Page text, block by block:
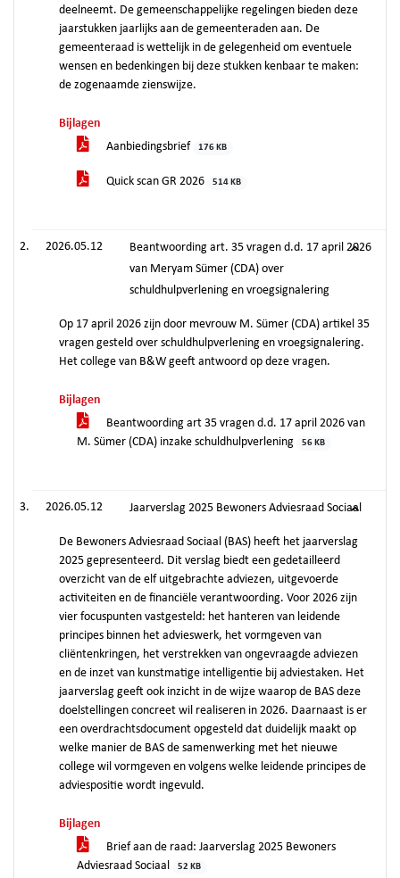
deelneemt. De gemeenschappelijke regelingen bieden deze
jaarstukken jaarlijks aan de gemeenteraden aan. De
gemeenteraad is wettelijk in de gelegenheid om eventuele
wensen en bedenkingen bij deze stukken kenbaar te maken:
de zogenaamde zienswijze.
Bijlagen
Aanbiedingsbrief
176 KB
Quick scan GR 2026 514 KB
2026.05.12
Beantwoording art. 35 vragen d.d. 17 april 2026
van Meryam Sümer (CDA) over
schuldhulpverlening en vroegsignalering
Op 17 april 2026 zijn door mevrouw M. Sümer (CDA) artikel 35
vragen gesteld over schuldhulpverlening en vroegsignalering.
Het college van B&W geeft antwoord op deze vragen.
Bijlagen
Beantwoording art 35 vragen d.d. 17 april 2026 van
M. Sümer (CDA) inzake schuldhulpverlening
56 KB
2026.05.12 Jaarverslag 2025 Bewoners Adviesraad Sociaal
De Bewoners Adviesraad Sociaal (BAS) heeft het jaarverslag
2025 gepresenteerd. Dit verslag biedt een gedetailleerd
overzicht van de elf uitgebrachte adviezen, uitgevoerde
activiteiten en de financiële verantwoording. Voor 2026 zijn
vier focuspunten vastgesteld: het hanteren van leidende
principes binnen het advieswerk, het vormgeven van
cliëntenkringen, het verstrekken van ongevraagde adviezen
en de inzet van kunstmatige intelligentie bij adviestaken. Het
jaarverslag geeft ook inzicht in de wijze waarop de BAS deze
doelstellingen concreet wil realiseren in 2026. Daarnaast is er
een overdrachtsdocument opgesteld dat duidelijk maakt op
welke manier de BAS de samenwerking met het nieuwe
college wil vormgeven en volgens welke leidende principes de
adviespositie wordt ingevuld.
Bijlagen
Brief aan de raad: Jaarverslag 2025 Bewoners
Adviesraad Sociaal
52 KB